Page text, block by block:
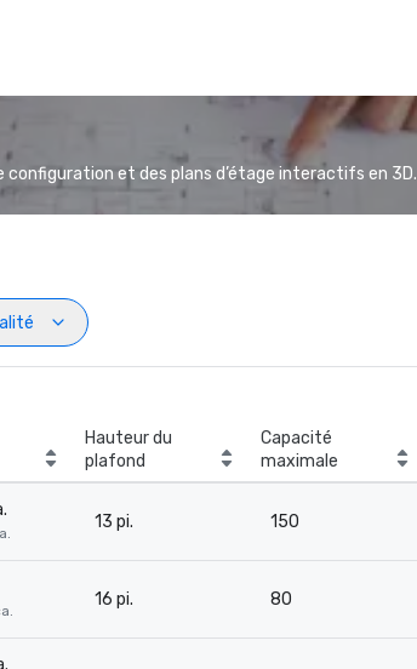
et des plans d’étage interactifs en 3D.
Hauteur du
plafond
Capacité
maximale
13 pi. 150
16 pi. 80